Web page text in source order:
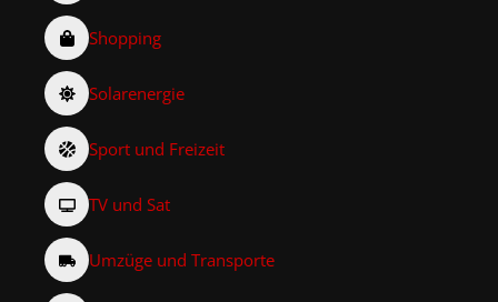
Shopping
Solarenergie
Sport und Freizeit
TV und Sat
Umzüge und Transporte